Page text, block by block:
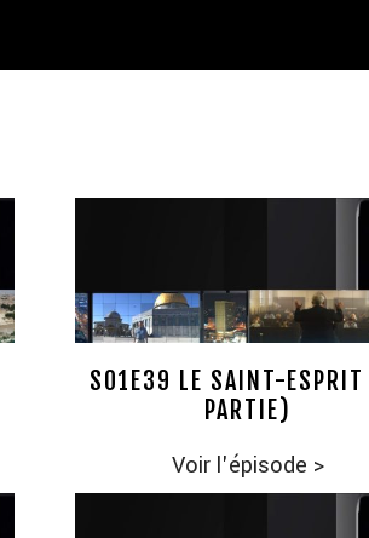
S01E39 LE SAINT-
PARTIE)
Voir l'épisode >